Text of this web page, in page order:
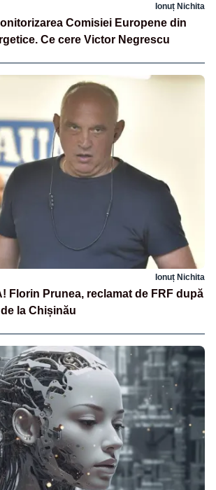
Ionuț Nichita
Comisiei Europene din
Ce cere Victor Negrescu
Ionuț Nichita
Florin Prunea, reclamat de FRF după
la Chișinău